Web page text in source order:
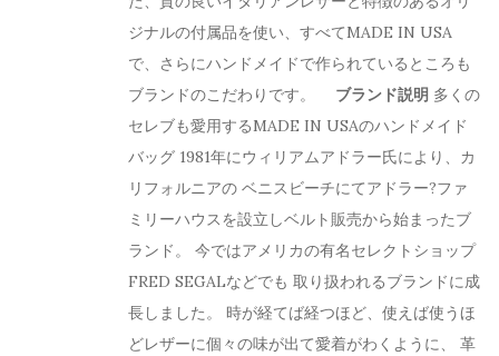
ジナルの付属品を使い、すべてMADE IN USA
で、さらにハンドメイドで作られているところも
ブランドのこだわりです。
ブランド説明 多くの
セレブも愛用するMADE IN USAのハンドメイド
バッグ 1981年にウィリアムアドラー氏により、カ
リフォルニアの ベニスビーチにてアドラー?ファ
ミリーハウスを設立しベルト販売から始まったブ
ランド。 今ではアメリカの有名セレクトショップ
FRED SEGALなどでも 取り扱われるブランドに成
長しました。 時が経てば経つほど、使えば使うほ
どレザーに個々の味が出て愛着がわくように、 革